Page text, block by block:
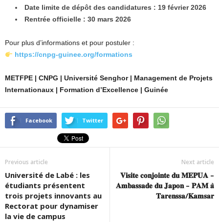
Date limite de dépôt des candidatures : 19 février 2026
Rentrée officielle : 30 mars 2026
Pour plus d’informations et pour postuler :
https://cnpg-guinee.org/formations
METFPE | CNPG | Université Senghor | Management de Projets
Internationaux | Formation d’Excellence | Guinée
Facebook Twitter
Previous article
Université de Labé : les
étudiants présentent
trois projets innovants au
Rectorat pour dynamiser
la vie de campus
Next article
𝐕𝐢𝐬𝐢𝐭𝐞 𝐜𝐨𝐧𝐣𝐨𝐢𝐧𝐭𝐞 𝐝𝐮 𝐌𝐄𝐏𝐔𝐀 –
𝐀𝐦𝐛𝐚𝐬𝐬𝐚𝐝𝐞 𝐝𝐮 𝐉𝐚𝐩𝐨𝐧 – 𝐏𝐀𝐌 𝐚̀
𝐓𝐚𝐫𝐞𝐧𝐬𝐬𝐚/𝐊𝐚𝐦𝐬𝐚𝐫